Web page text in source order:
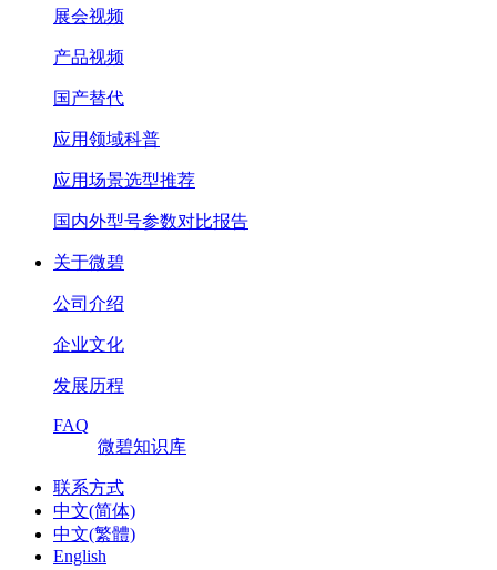
展会视频
产品视频
国产替代
应用领域科普
应用场景选型推荐
国内外型号参数对比报告
关于微碧
公司介绍
企业文化
发展历程
FAQ
微碧知识库
联系方式
中文(简体)
中文(繁體)
English